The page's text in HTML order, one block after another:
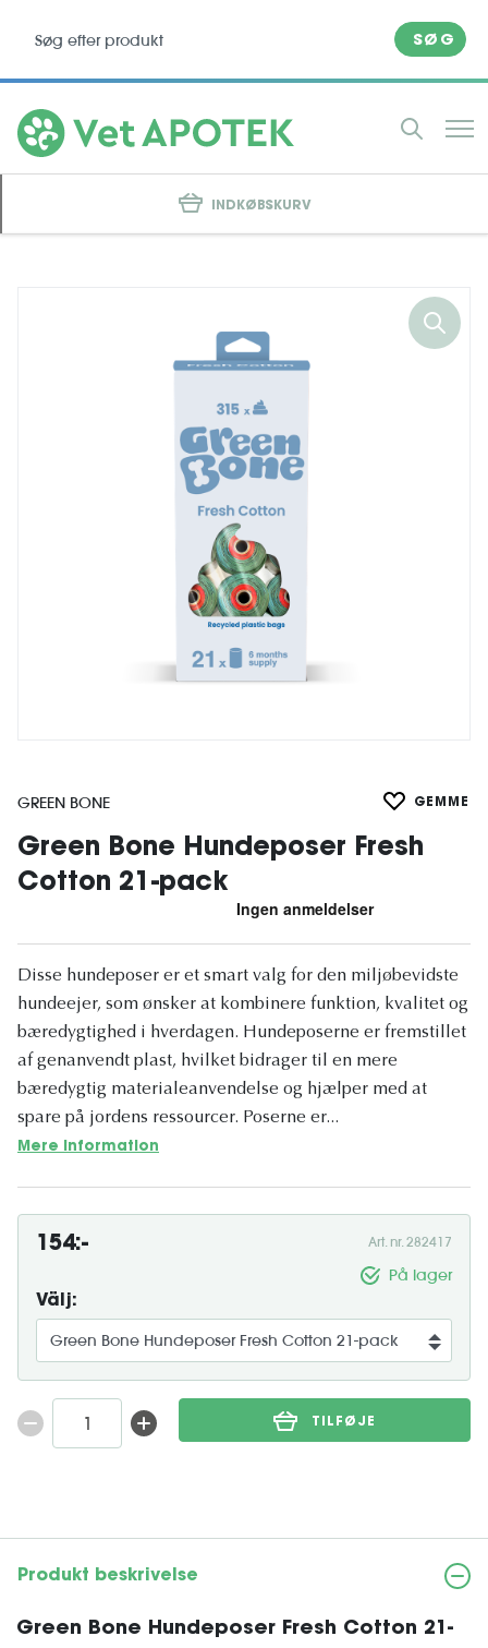
SØG
INDKØBSKURV
GREEN BONE GEMME
Green Bone Hundeposer Fresh
Cotton 21-pack
Disse hundeposer er et smart valg for den miljøbevidste
hundeejer, som ønsker at kombinere funktion, kvalitet og
bæredygtighed i hverdagen. Hundeposerne er fremstillet
af genanvendt plast, hvilket bidrager til en mere
bæredygtig materialeanvendelse og hjælper med at
spare på jordens ressourcer. Poserne er...
Mere information
154:- Art. nr. 282417
På lager
Välj:
TILFØJE
Produkt beskrivelse
Green Bone Hundeposer Fresh Cotton 21-